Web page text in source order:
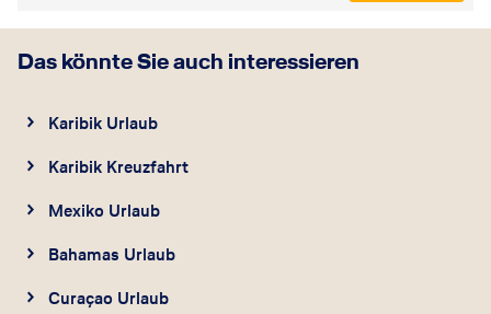
Das könnte Sie auch interessieren
Karibik Urlaub
Karibik Kreuzfahrt
Mexiko Urlaub
Bahamas Urlaub
Curaçao Urlaub